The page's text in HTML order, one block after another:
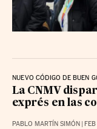
NUEVO CÓDIGO DE BUEN
La CNMV
exprés en las
PABLO MARTÍN SIMÓN